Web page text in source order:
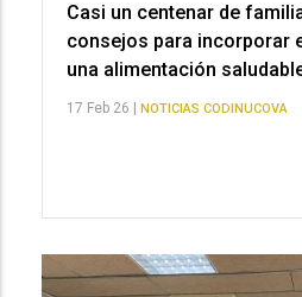
Casi un centenar de
consejos para incorporar
una alimentación
17 Feb 26 | NOTICIAS CODINUCOVA